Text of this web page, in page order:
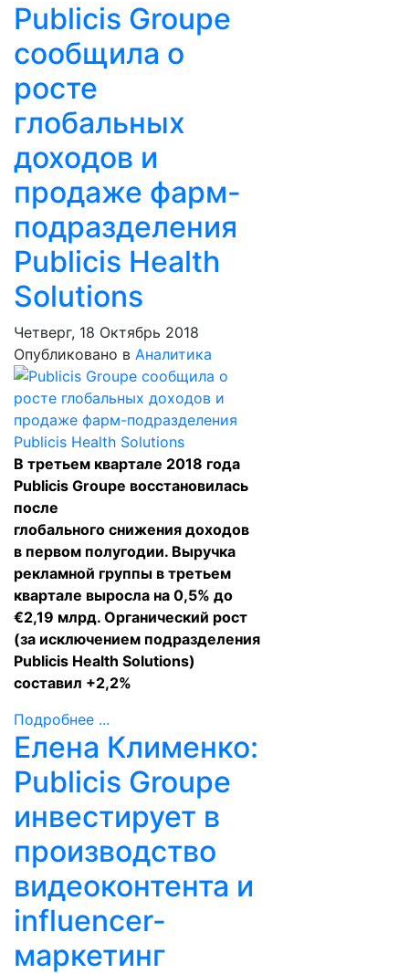
Publicis Groupe
сообщила о
росте
глобальных
доходов и
продаже фарм-
подразделения
Publicis Health
Solutions
Четверг, 18 Октябрь 2018
Опубликовано в Аналитика
В третьем квартале 2018 года
Publicis Groupe восстановилась
после
глобального снижения доходов
в первом полугодии. Выручка
рекламной группы в третьем
квартале выросла на 0,5% до
€2,19 млрд. Органический рост
(за исключением подразделения
Publicis Health Solutions)
составил +2,2%
Подробнее ...
Елена Клименко:
Publicis Groupe
инвестирует в
производство
видеоконтента и
influencer-
маркетинг